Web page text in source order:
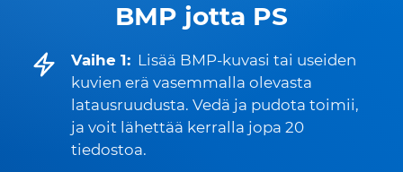
BMP jotta PS
Vaihe 1: Lisää BMP-kuvasi tai useiden
kuvien erä vasemmalla olevasta
latausruudusta. Vedä ja pudota toimii,
ja voit lähettää kerralla jopa 20
tiedostoa.